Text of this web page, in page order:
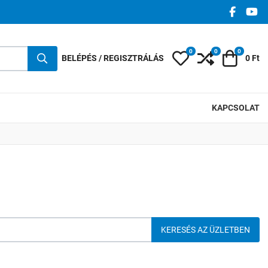
BELÉPÉS / REGISZTRÁLÁS Kedvencek
0 0 Kosár
0
0 Ft
KAPCSOLAT